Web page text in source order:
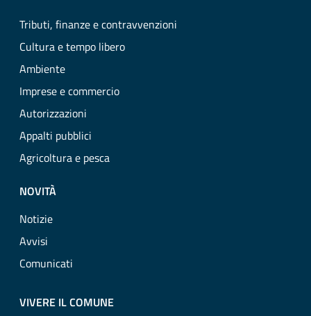
Tributi, finanze e contravvenzioni
Cultura e tempo libero
Ambiente
Imprese e commercio
Autorizzazioni
Appalti pubblici
Agricoltura e pesca
NOVITÀ
Notizie
Avvisi
Comunicati
VIVERE IL COMUNE